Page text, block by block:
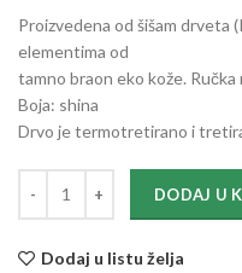
Proizvedena od šišam drveta
elementima od
tamno braon eko kože.
Boja: shina
Drvo je termotretirano i
DODAJ U
Dodaj u listu želja